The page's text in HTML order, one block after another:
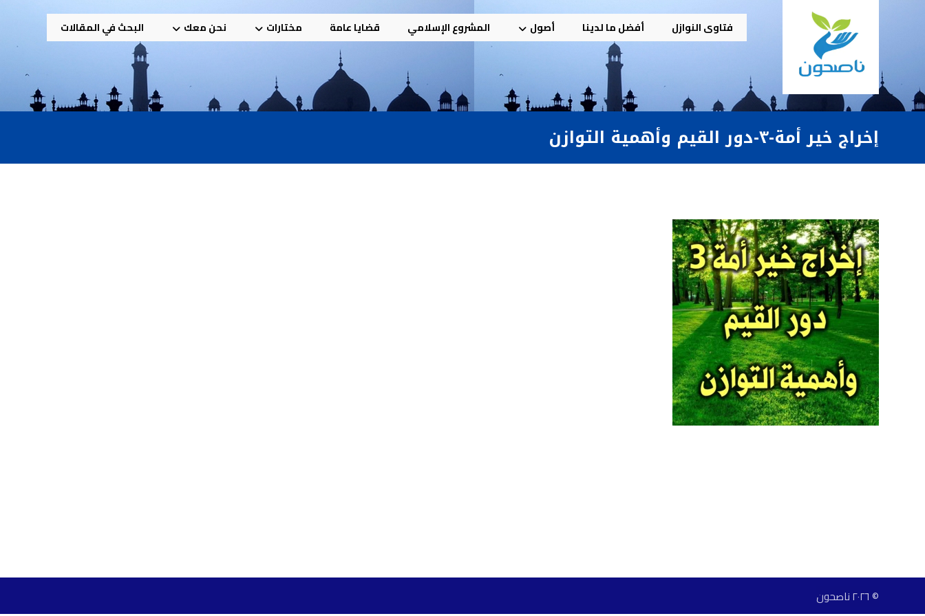
فتاوى النوازل أفضل ما لدينا أصول المشروع الإسلامي قضايا عامة مختارات نحن معك البحث في المقالات
إخراج خير أمة-٣-دور القيم وأهمية التوازن
© ٢٠٢٦ ناصحون